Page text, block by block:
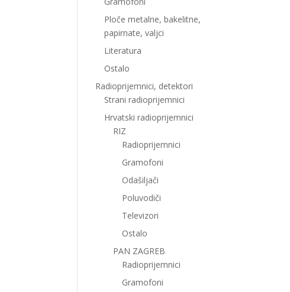
Ploče metalne, bakelitne,
papirnate, valjci
Literatura
Ostalo
Radioprijemnici, detektori
Strani radioprijemnici
Hrvatski radioprijemnici
RIZ
Radioprijemnici
Gramofoni
Odašiljači
Poluvodiči
Televizori
Ostalo
PAN ZAGREB
Radioprijemnici
Gramofoni